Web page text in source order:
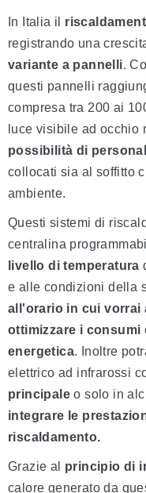
In Italia il
registrando una
variante a pannelli.
questi pannelli
compresa tra 200 ai
luce visibile ad occhio
possibilità di
collocati sia al soffitto
ambiente.
Questi sistemi di
centralina
livello di temperatura
e alle condizioni della
all'orario in cui vorrai
ottimizzare i consumi
energetica. Inoltre
elettrico ad infrarossi
principale o solo in
integrare le
riscaldamento.
Grazie al principio di
calore generato da